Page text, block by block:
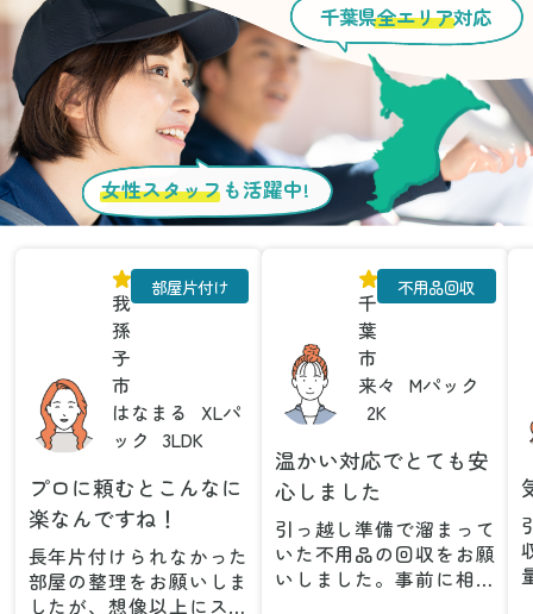
女性スタッフ も活躍中!
千葉県全エリア対応
我
孫
子
市
はなまる
XLパ
ック
3LDK
部屋片付け
プロに頼むとこんなに
楽なんですね！
長年片付けられなかった
部屋の整理をお願いしま
したが、想像以上にスム
千
葉
市
来々
Mパック
2K
不用品回収
温かい対応でとても安
心しました
引っ越し準備で溜まって
いた不用品の回収をお願
いしました。事前に相談